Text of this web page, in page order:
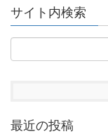
サイト内検索
最近の投稿